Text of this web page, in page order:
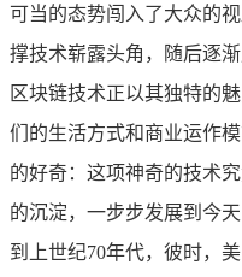
可当的态势闯入了大众的
撑技术崭露头角，随后逐
区块链技术正以其独特的
们的生活方式和商业运作
的好奇：这项神奇的技术
的沉淀，一步步发展到今
到上世纪70年代，彼时，